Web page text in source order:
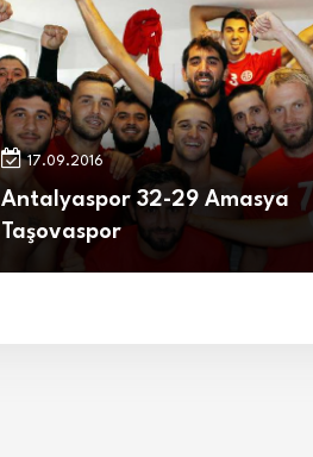
17.09.2016
Antalyaspor 32-29 Amasya
Taşovaspor